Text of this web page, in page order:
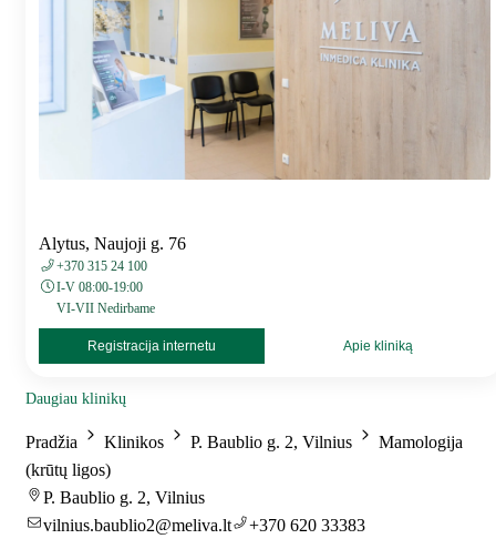
Alytus, Naujoji g. 76
+370 315 24 100
I-V 08:00-19:00
VI-VII Nedirbame
Registracija internetu Apie kliniką
Daugiau klinikų
Pradžia Klinikos P. Baublio g. 2, Vilnius
Mamologija
(krūtų ligos)
P. Baublio g. 2, Vilnius
vilnius.baublio2@meliva.lt
+370 620 33383